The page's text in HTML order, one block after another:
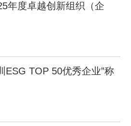
年度卓越创新组织（企
ESG TOP 50优秀企业”称